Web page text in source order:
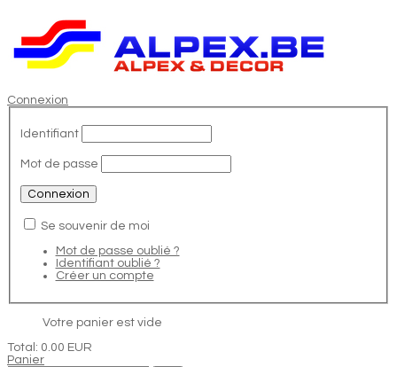
Connexion
Identifiant
Mot de passe
Se souvenir de moi
Mot de passe oublié ?
Identifiant oublié ?
Créer un compte
Votre panier est vide
Total: 0.00 EUR
Panier